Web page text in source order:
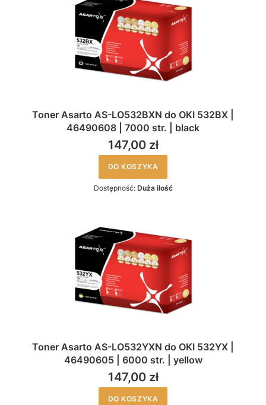
Toner Asarto AS-LO532BXN do OKI 532BX |
46490608 | 7000 str. | black
147,00 zł
DO KOSZYKA
Dostępność: Duża ilość
Toner Asarto AS-LO532YXN do OKI 532YX |
46490605 | 6000 str. | yellow
147,00 zł
DO KOSZYKA